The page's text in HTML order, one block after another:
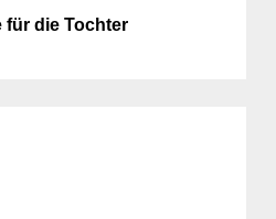
für die Tochter